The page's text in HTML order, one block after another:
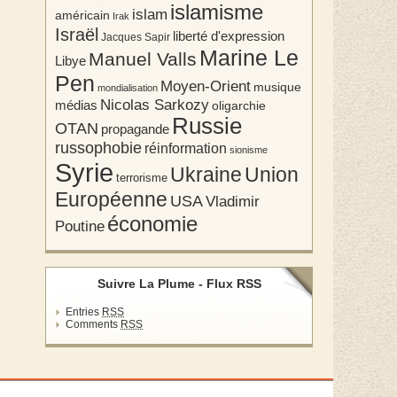
américain Irak islam islamisme
Israël Jacques Sapir liberté d'expression
Libye Manuel Valls Marine Le
Pen mondialisation Moyen-Orient musique
médias Nicolas Sarkozyoligarchie
OTAN propagande Russie
russophobie réinformation sionisme
Syrie terrorisme Ukraine Union
Européenne USAVladimir
Poutine économie
Suivre La Plume - Flux RSS
Entries RSS
Comments RSS